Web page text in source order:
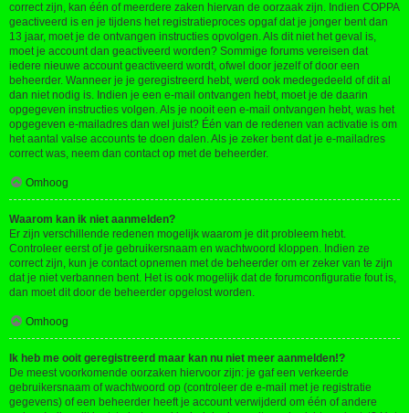
correct zijn, kan één of meerdere zaken hiervan de oorzaak zijn. Indien COPPA
geactiveerd is en je tijdens het registratieproces opgaf dat je jonger bent dan
13 jaar, moet je de ontvangen instructies opvolgen. Als dit niet het geval is,
moet je account dan geactiveerd worden? Sommige forums vereisen dat
iedere nieuwe account geactiveerd wordt, ofwel door jezelf of door een
beheerder. Wanneer je je geregistreerd hebt, werd ook medegedeeld of dit al
dan niet nodig is. Indien je een e-mail ontvangen hebt, moet je de daarin
opgegeven instructies volgen. Als je nooit een e-mail ontvangen hebt, was het
opgegeven e-mailadres dan wel juist? Één van de redenen van activatie is om
het aantal valse accounts te doen dalen. Als je zeker bent dat je e-mailadres
correct was, neem dan contact op met de beheerder.
Omhoog
Waarom kan ik niet aanmelden?
Er zijn verschillende redenen mogelijk waarom je dit probleem hebt.
Controleer eerst of je gebruikersnaam en wachtwoord kloppen. Indien ze
correct zijn, kun je contact opnemen met de beheerder om er zeker van te zijn
dat je niet verbannen bent. Het is ook mogelijk dat de forumconfiguratie fout is,
dan moet dit door de beheerder opgelost worden.
Omhoog
Ik heb me ooit geregistreerd maar kan nu niet meer aanmelden!?
De meest voorkomende oorzaken hiervoor zijn: je gaf een verkeerde
gebruikersnaam of wachtwoord op (controleer de e-mail met je registratie
gegevens) of een beheerder heeft je account verwijderd om één of andere